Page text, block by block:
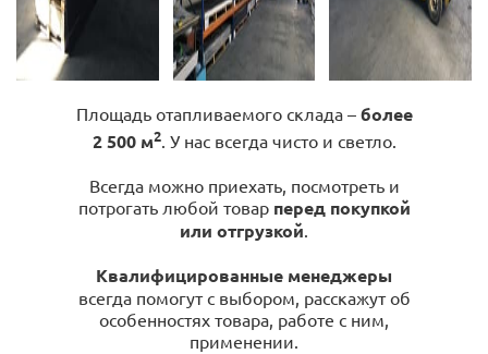
Площадь отапливаемого склада – более
2 500 м2. У нас всегда чисто и светло.
Всегда можно приехать, посмотреть и
потрогать любой товар перед покупкой
или отгрузкой.
Квалифицированные менеджеры
всегда помогут с выбором, расскажут об
особенностях товара, работе с ним,
применении.